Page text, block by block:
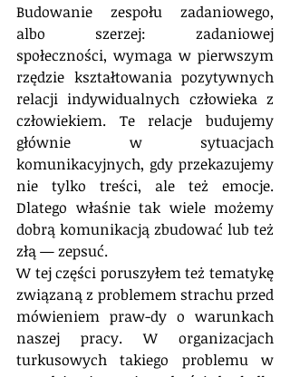
Budowanie zespołu zadaniowego,
albo szerzej: zadaniowej
społeczności, wymaga w pierwszym
rzędzie kształtowania pozytywnych
relacji indywidualnych człowieka z
człowiekiem. Te relacje budujemy
głównie w sytuacjach
komunikacyjnych, gdy przekazujemy
nie tylko treści, ale też emocje.
Dlatego właśnie tak wiele możemy
dobrą komunikacją zbudować lub też
złą — zepsuć.
W tej części poruszyłem też tematykę
związaną z problemem strachu przed
mówieniem praw-dy o warunkach
naszej pracy. W organizacjach
turkusowych takiego problemu w